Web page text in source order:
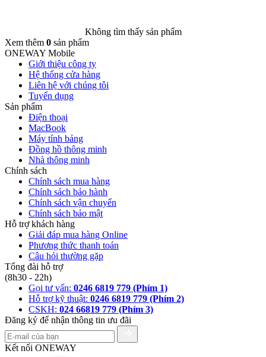
Không tìm thấy sản phẩm
Xem thêm 0 sản phẩm
ONEWAY Mobile
Giới thiệu công ty
Hệ thống cửa hàng
Liên hệ với chúng tôi
Tuyển dụng
Sản phẩm
Điện thoại
MacBook
Máy tính bảng
Đồng hồ thông minh
Nhà thông minh
Chính sách
Chính sách mua hàng
Chính sách bảo hành
Chính sách vận chuyển
Chính sách bảo mật
Hỗ trợ khách hàng
Giải đáp mua hàng Online
Phương thức thanh toán
Câu hỏi thường gặp
Tổng đài hỗ trợ
(8h30 - 22h)
Gọi tư vấn: 0246 6819 779 (Phím 1)
Hỗ trợ kỹ thuật: 0246 6819 779 (Phím 2)
CSKH: 024 66819 779 (Phím 3)
Đăng ký để nhận thông tin ưu đãi
Kết nối ONEWAY